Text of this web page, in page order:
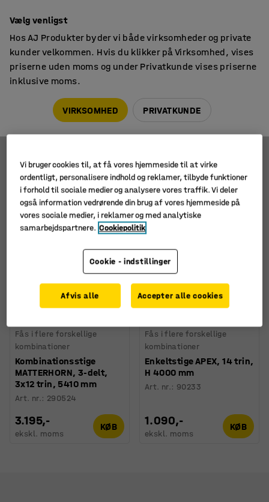
Enkeltstiger
Filtre Sortér
2 produkter
Fås i flere forskellige
kombinationer
Kombinationsstige
MATTERHORN, 3-delt,
3x12 trin, 5410 mm
Art. nr.: 290524
3.195,-
ekskl. moms
KØB
Fås i flere forskellige
kombinationer
Enkeltstige APEX, 14 trin,
H 4000 mm
Art. nr.: 90233
1.090,-
ekskl. moms
KØB
Vælg venligst
Hos AJ Produkter byder vi både virksomheder og private
kunder velkommen. Hvis du klikker på Virksomhed, vises
priserne uden moms og under Privatkunde vises priserne
inklusive moms.
VIRKSOMHED PRIVATKUNDE
Vi bruger cookies til, at få vores hjemmeside til at virke
ordentligt, personalisere indhold og reklamer, tilbyde funktioner
i forhold til sociale medier og analysere vores traffik. Vi deler
også information vedrørende din brug af vores hjemmeside på
vores sociale medier, i reklamer og med analytiske
samarbejdspartnere. Cookiepolitik
Cookie - indstillinger
Afvis alle Accepter alle cookies